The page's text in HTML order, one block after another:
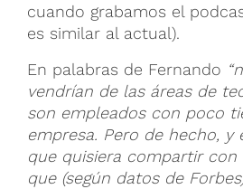
cuando grabamos el
es similar al actual).
En palabras de Fernando
vendrían de las áreas de
son empleados con poco
empresa. Pero de hecho, y
que quisiera compartir con
que (según datos de